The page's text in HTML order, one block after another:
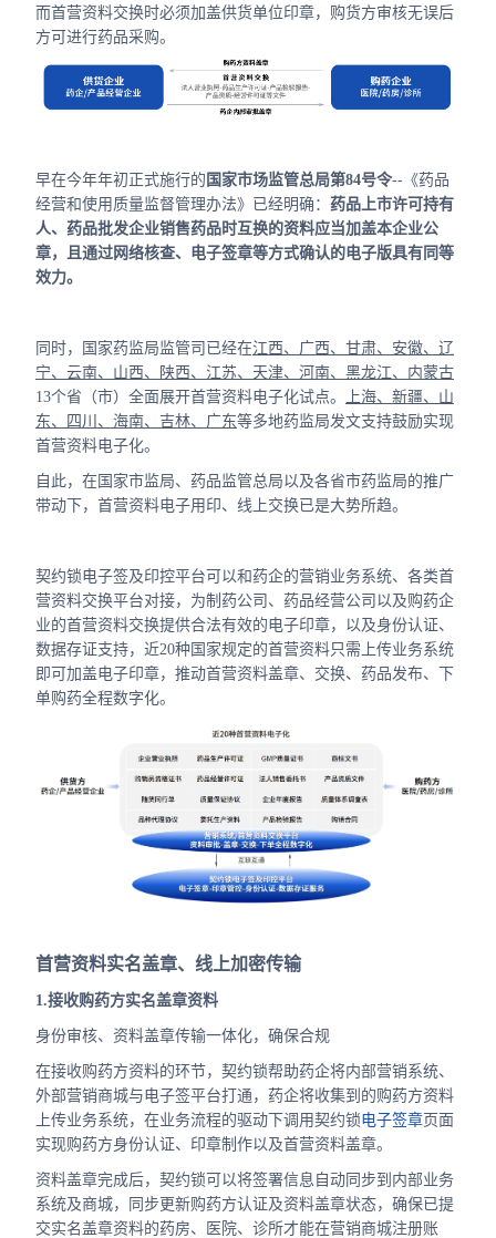
而首营资料交换时必须加盖供货单位印章，购货方审核无误后
方可进行药品采购。
早在今年年初正式施行的 国家市场监管总局第84号令--《药品
经营和使用质量监督管理办法》已经明确： 药品上市许可持有
人、药品批发企业销售药品时互换的资料应当加盖本企业公
章，且通过网络核查、电子签章等方式确认的电子版具有同等
效力。
同时，国家药监局监管司已经在江西、广西、甘肃、安徽、辽
宁、云南、山西、陕西、江苏、天津、河南、黑龙江、内蒙古
13个省（市）全面展开首营资料电子化试点。
上海、新疆、山
东、四川、海南、吉林、广东等多地药监局发文支持鼓励实现
首营资料电子化。
自此，在国家市监局、药品监管总局以及各省市药监局的推广
带动下，首营资料电子用印、线上交换已是大势所趋。
契约锁电子签及印控平台可以和药企的营销业务系统、各类首
营资料交换平台对接，为制药公司、药品经营公司以及购药企
业的首营资料交换提供合法有效的电子印章，以及身份认证、
数据存证支持，近20种国家规定的首营资料只需上传业务系统
即可加盖电子印章，推动首营资料盖章、交换、药品发布、下
单购药全程数字化。
首营资料实名盖章、线上加密传输
1.接收购药方实名盖章资料
身份审核、资料盖章传输一体化，确保合规
在接收购药方资料的环节，契约锁帮助药企将内部营销系统、
外部营销商城与电子签平台打通，药企将收集到的购药方资料
上传业务系统，在业务流程的驱动下调用契约锁电子签章页面
实现购药方身份认证、印章制作以及首营资料盖章。
资料盖章完成后，契约锁可以将签署信息自动同步到内部业务
系统及商城，同步更新购药方认证及资料盖章状态，确保已提
交实名盖章资料的药房、医院、诊所才能在营销商城注册账